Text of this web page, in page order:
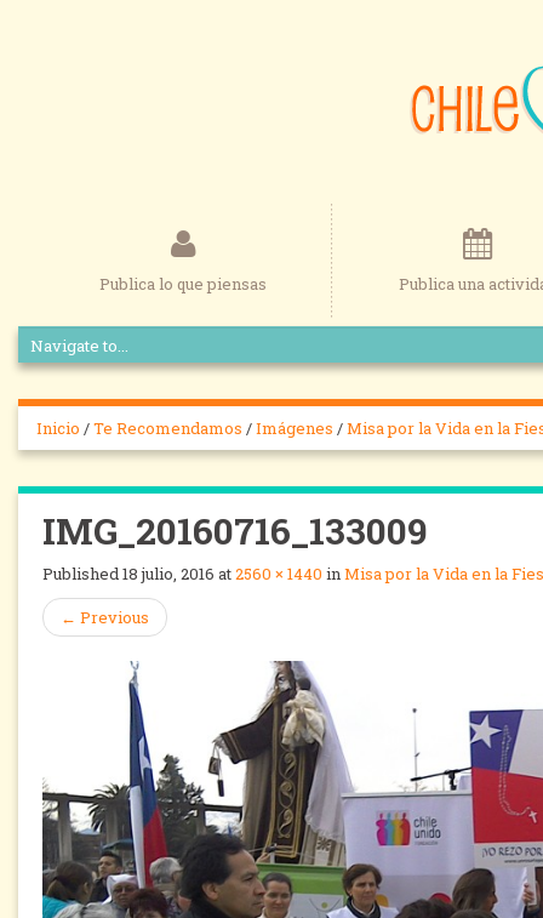
Publica lo que piensas Publica una
Inicio /Te Recomendamos /Imágenes /Misa por la Vida en la
IMG_20160716_133009
Published18 julio, 2016 at2560 × 1440 inMisa por la Vida en la
← Previous